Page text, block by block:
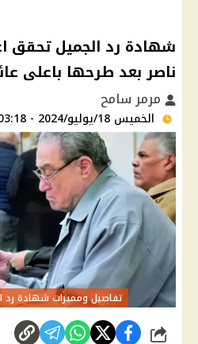
شهادة رد الجميل تحقق
ناصر بعد طرحها باعلى
مرمر سامح
الخميس 18/يوليو/2024 - 03:18 م
تفاصيل ومميزات شهادة رد
شارك